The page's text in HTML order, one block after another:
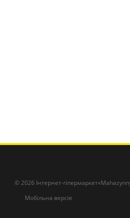
© 2026 Інтернет-
Мобільна версія